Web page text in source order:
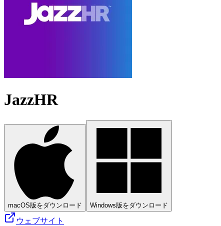
JazzHR
macOS版をダウンロード Windows版をダウンロード
ウェブサイト